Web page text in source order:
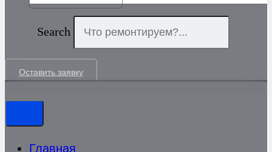
Search
Оставить заявку
Главная